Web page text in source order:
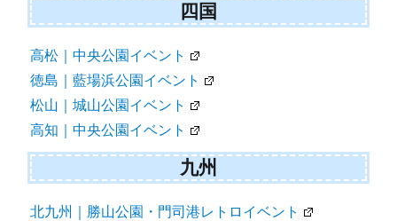
四国
高松｜中央公園イベント
徳島｜藍場浜公園イベント
松山｜城山公園イベント
高知｜中央公園イベント
九州
北九州｜勝山公園・門司港レトロイベント